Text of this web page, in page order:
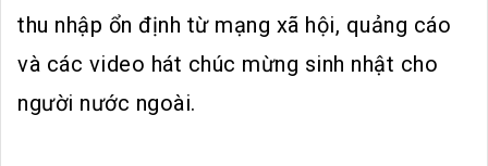
thu nhập ổn định từ mạng xã hội, quảng cáo
và các video hát chúc mừng sinh nhật cho
người nước ngoài.